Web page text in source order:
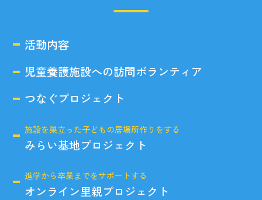
活動内容
児童養護施設への訪問ボランティア
つなぐプロジェクト
施設を巣立った子どもの居場所作りをする
みらい基地プロジェクト
進学から卒業までをサポートする
オンライン里親プロジェクト